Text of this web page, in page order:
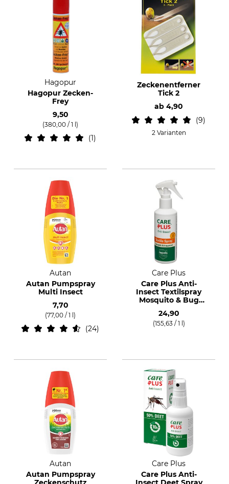
Hagopur
Hagopur Zecken-
Frey
9,50
(380,00 / 1 l)
1
Zeckenentferner
Tick 2
ab 4,90
9
2 Varianten
Autan
Autan Pumpspray
Multi Insect
7,70
(77,00 / 1 l)
24
Care Plus
Care Plus Anti-
Insect Textilspray
Mosquito & Bug
24,90
(155,63 / 1 l)
Autan
Autan Pumpspray
Care Plus
Care Plus Anti-